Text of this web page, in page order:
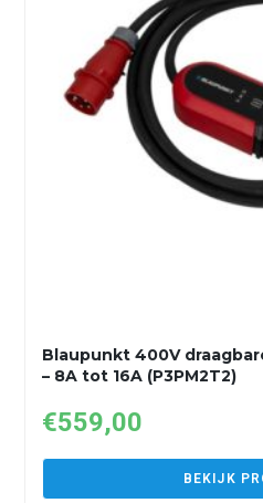
Blaupunkt 400V
– 8A tot 16A (P3PM2T2)
€559,00
BEKIJK